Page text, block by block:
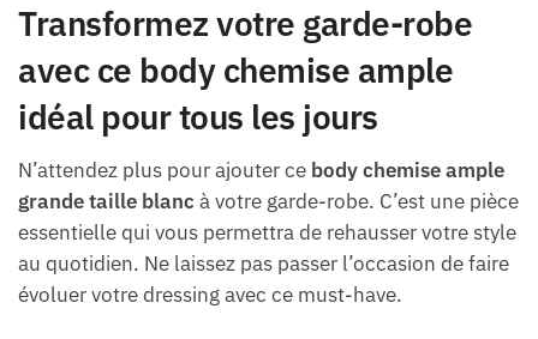
Transformez votre garde-robe
avec ce body chemise ample
idéal pour tous les jours
N’attendez plus pour ajouter ce body chemise ample
grande taille blanc à votre garde-robe. C’est une pièce
essentielle qui vous permettra de rehausser votre style
au quotidien. Ne laissez pas passer l’occasion de faire
évoluer votre dressing avec ce must-have.